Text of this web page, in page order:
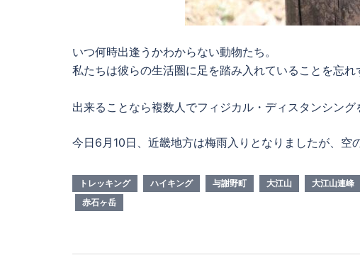
いつ何時出逢うかわからない動物たち。
私たちは彼らの生活圏に足を踏み入れていることを忘れ
出来ることなら複数人でフィジカル・ディスタンシン
今日6月10日、近畿地方は梅雨入りとなりましたが、空
トレッキング ハイキング 与謝野町 大江山 大江山連峰
赤石ヶ岳